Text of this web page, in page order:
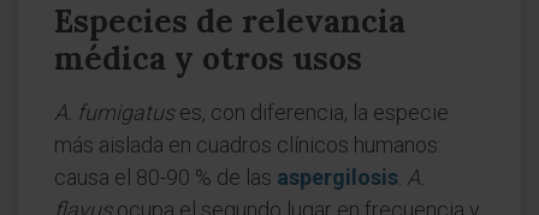
Especies de relevancia
médica y otros usos
A. fumigatuses, con diferencia, la especie
más aislada en cuadros clínicos humanos:
causa el 80-90 % de las aspergilosis A.
flavusocupa el segundo lugar en frecuencia y